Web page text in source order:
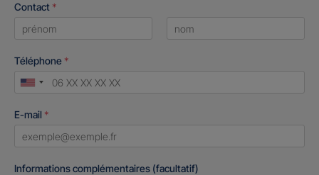
Contact *
Téléphone *
United
+1
E-mail *
Informations complémentaires (facultatif)